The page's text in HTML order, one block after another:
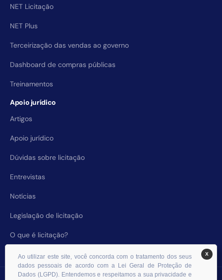
NET Licitação
NET Plus
Terceirização das vendas ao governo
Dashboard de compras públicas
Treinamentos
Apoio jurídico
Artigos
Apoio jurídico
Dúvidas sobre licitação
Entrevistas
Notícias
Legislação de licitação
O que é licitação?
X
Ao utilizar este site, você concorda com o tratamento dos seus
dados pessoais de acordo com a Lei Geral de Proteção de
Dados (LGPD). Entendemos e respeitamos a sua privacidade e